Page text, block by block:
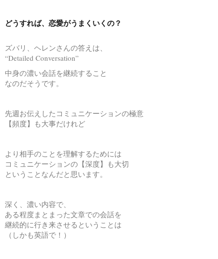
どうすれば、恋愛がうまくいくの？
ズバリ、ヘレンさんの答えは、
“Detailed Conversation”
中身の濃い会話を継続すること
なのだそうです。
先週お伝えしたコミュニケーションの極意
【頻度】も大事だけれど
より相手のことを理解するためには
コミュニケーションの【深度】も大切
ということなんだと思います。
深く、濃い内容で、
ある程度まとまった文章での会話を
継続的に行き来させるということは
（しかも英語で！）